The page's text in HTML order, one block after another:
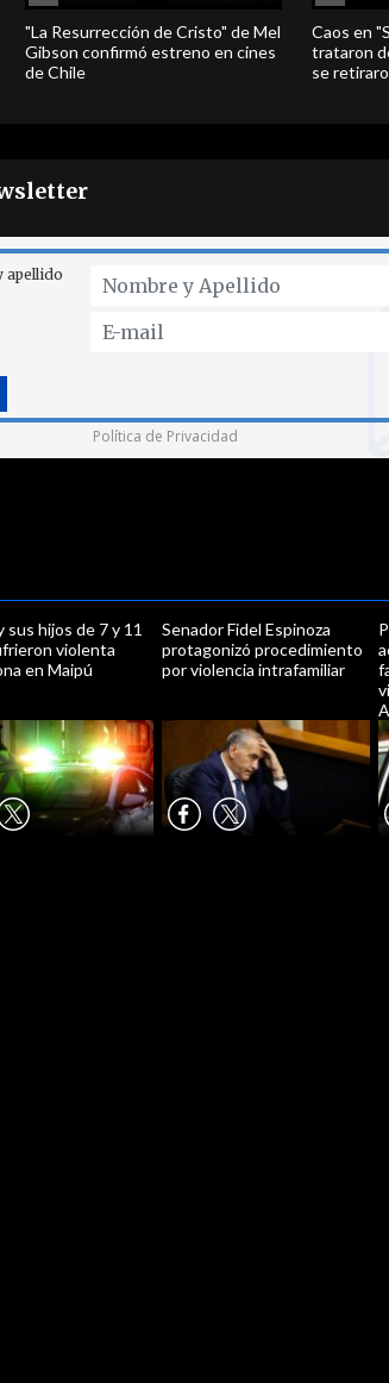
"La Resurrección de Cristo" de Mel
Gibson confirmó estreno en cines
de Chile
Caos en
trataron
se
apellido
Política de Privacidad
sus hijos de 7 y 11
violenta
en Maipú
Senador Fidel Espinoza
protagonizó procedimiento
por violencia intrafamiliar